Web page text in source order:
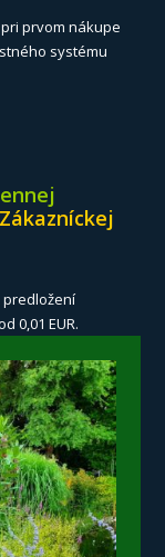
prvom nákupe
systému
Zákazníckej
0,01 EUR.